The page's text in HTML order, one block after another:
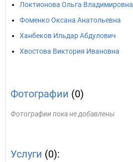
Локтионова Ольга Владимировна
Фоменко Оксана Анатольевна
Ханбеков Ильдар Абдулович
Хвостова Виктория Ивановна
Фотографии (0)
Фотографии пока не добавлены
Услуги (0):